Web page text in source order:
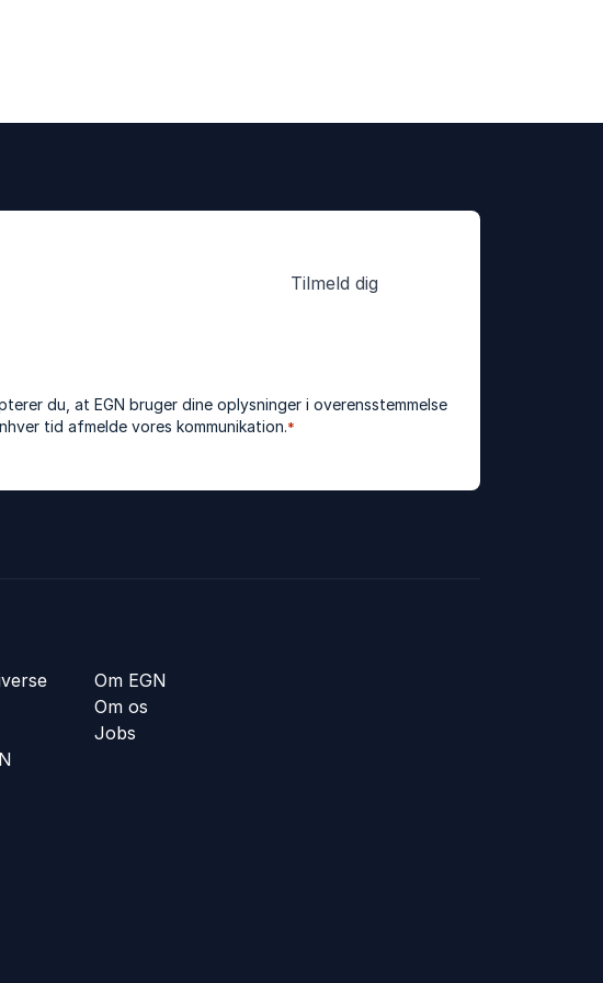
du, at EGN bruger dine oplysninger i overensstemmelse
tid afmelde vores kommunikation.*
Om EGN
Om os
Jobs